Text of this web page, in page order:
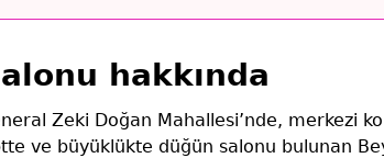
hakkında
Zeki Doğan Mahallesi’nde, merkezi
ve büyüklükte düğün salonu bulunan